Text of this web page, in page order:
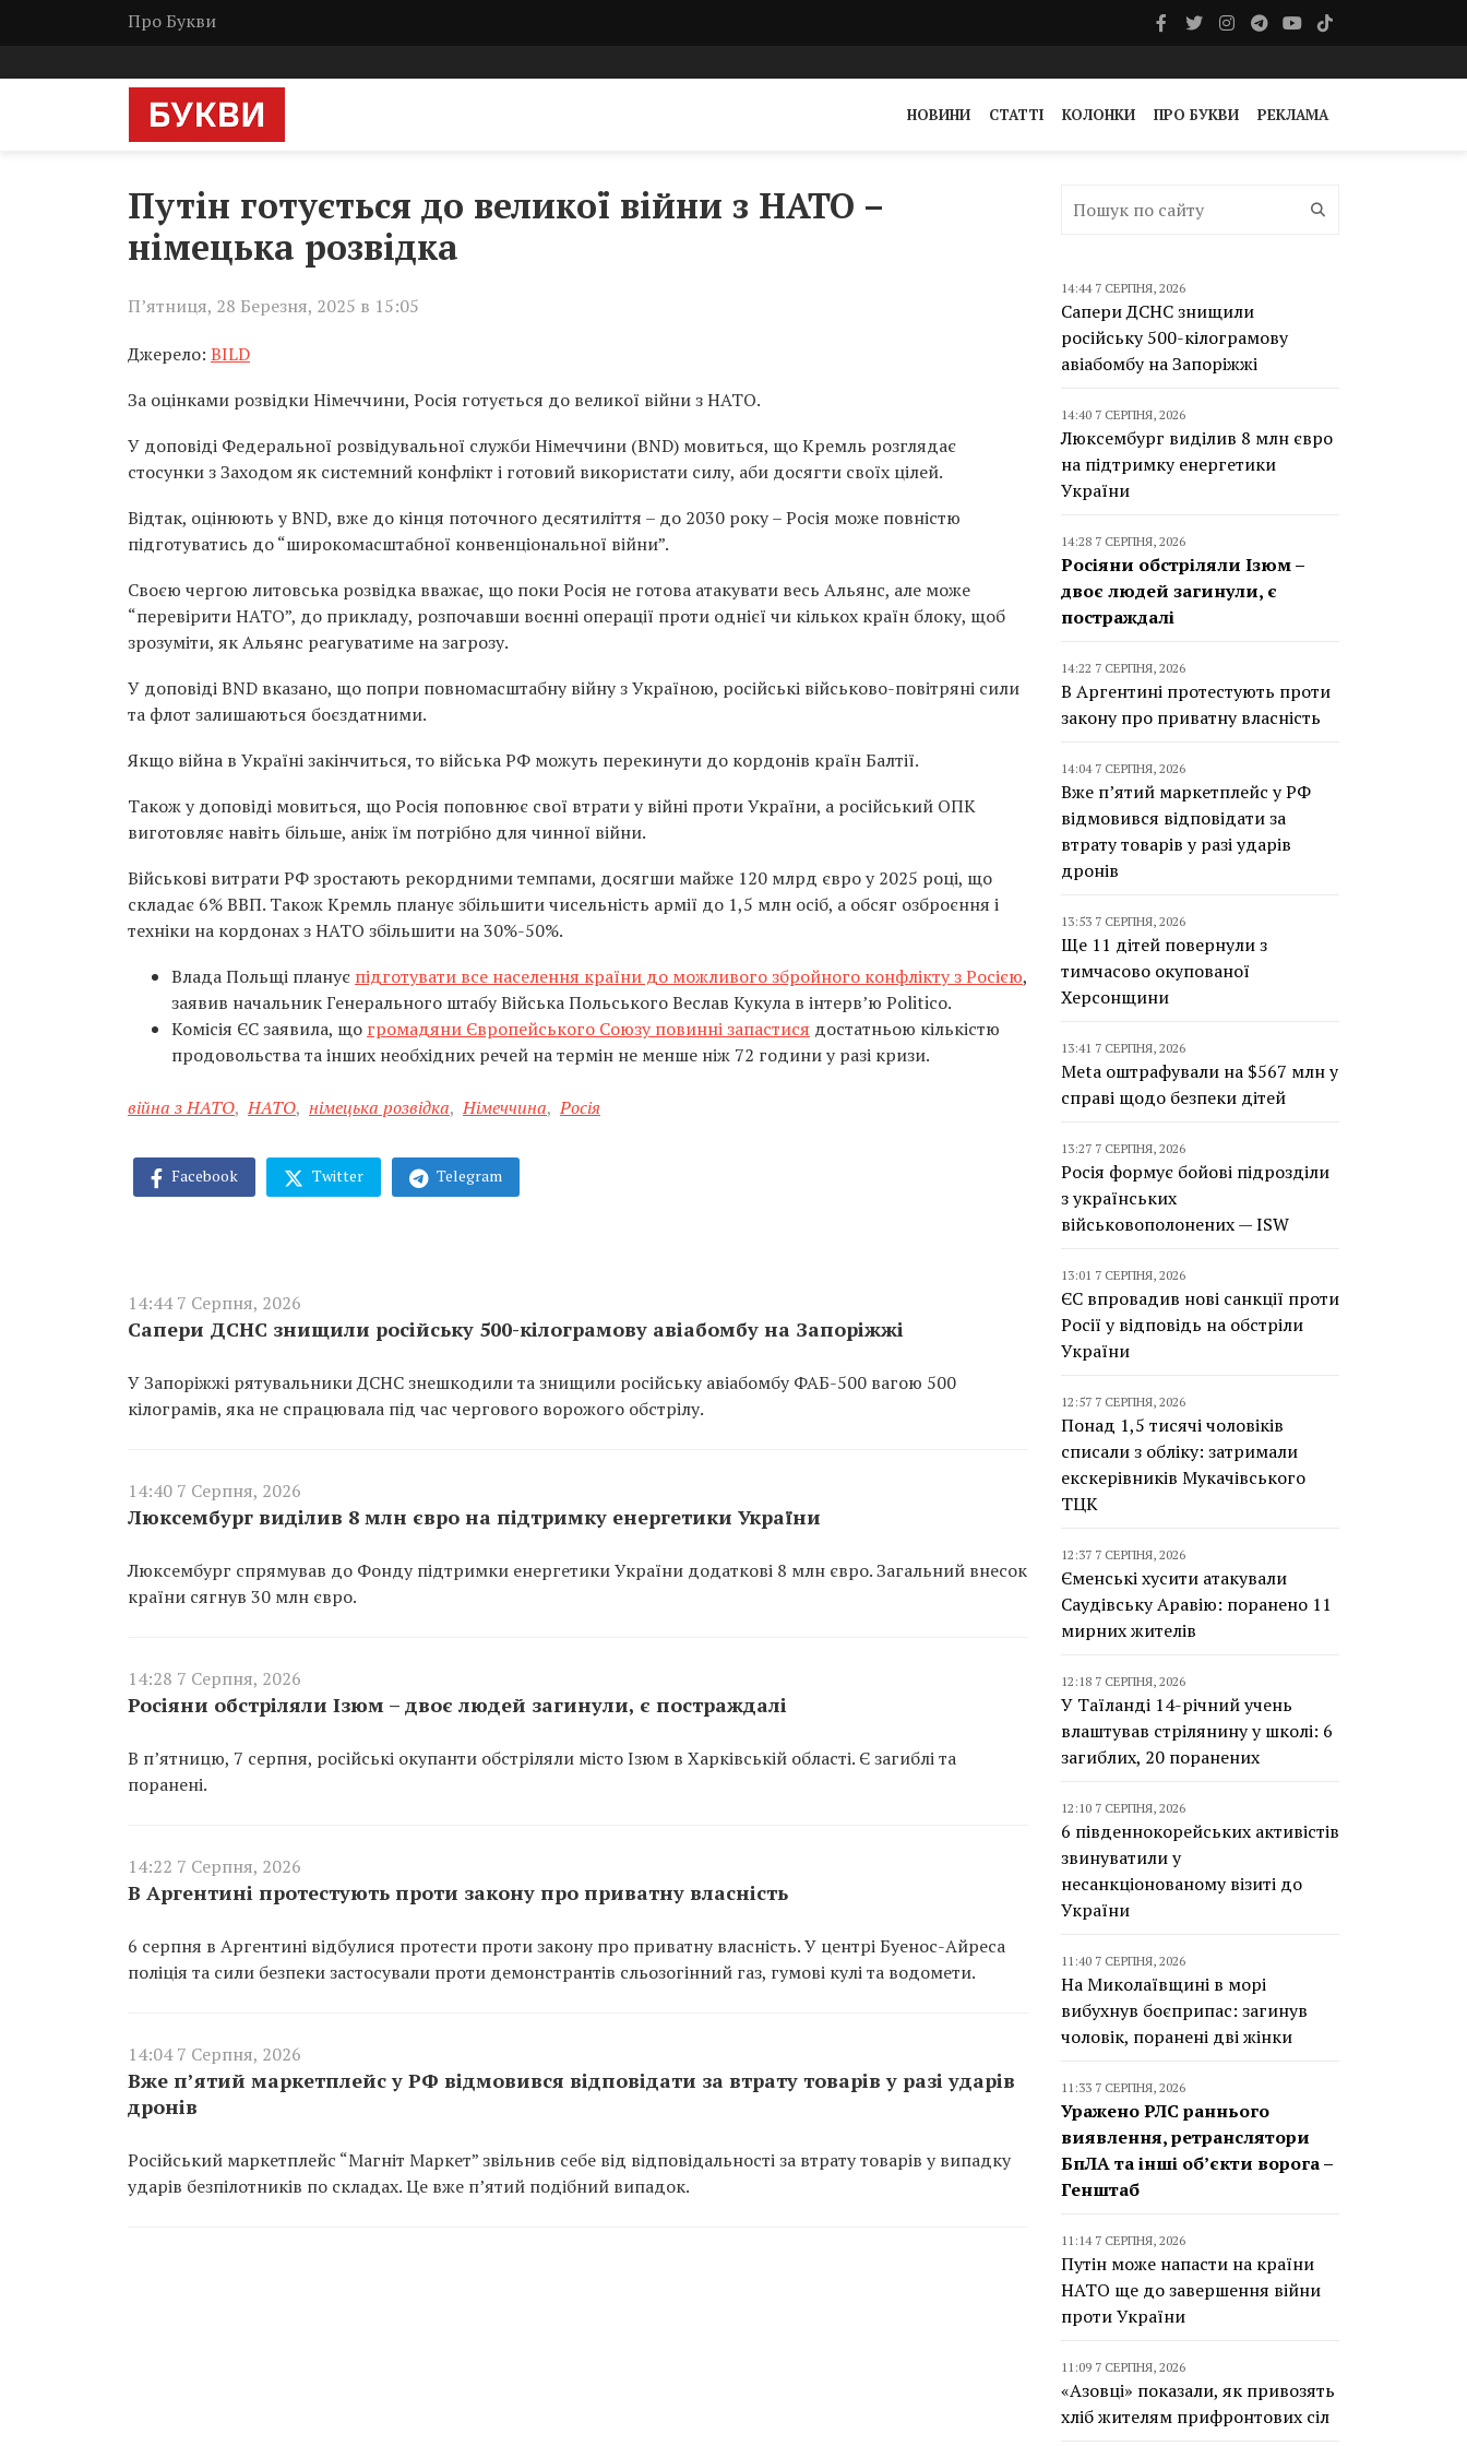
Про Букви
НОВИНИ СТАТТІ КОЛОНКИ ПРО БУКВИ РЕКЛАМА
Путін готується до великої війни з НАТО –
німецька розвідка
П’ятниця, 28 Березня, 2025 в 15:05
Джерело: BILD
За оцінками розвідки Німеччини, Росія готується до великої війни з НАТО.
У доповіді Федеральної розвідувальної служби Німеччини (BND) мовиться, що Кремль розглядає
стосунки з Заходом як системний конфлікт і готовий використати силу, аби досягти своїх цілей.
Відтак, оцінюють у BND, вже до кінця поточного десятиліття – до 2030 року – Росія може повністю
підготуватись до “широкомасштабної конвенціональної війни”.
Своєю чергою литовська розвідка вважає, що поки Росія не готова атакувати весь Альянс, але може
“перевірити НАТО”, до прикладу, розпочавши воєнні операції проти однієї чи кількох країн блоку, щоб
зрозуміти, як Альянс реагуватиме на загрозу.
У доповіді BND вказано, що попри повномасштабну війну з Україною, російські військово-повітряні сили
та флот залишаються боєздатними.
Якщо війна в Україні закінчиться, то війська РФ можуть перекинути до кордонів країн Балтії.
Також у доповіді мовиться, що Росія поповнює свої втрати у війні проти України, а російський ОПК
виготовляє навіть більше, аніж їм потрібно для чинної війни.
Військові витрати РФ зростають рекордними темпами, досягши майже 120 млрд євро у 2025 році, що
складає 6% ВВП. Також Кремль планує збільшити чисельність армії до 1,5 млн осіб, а обсяг озброєння і
техніки на кордонах з НАТО збільшити на 30%-50%.
Влада Польщі планує підготувати все населення країни до можливого збройного конфлікту з Росією,
заявив начальник Генерального штабу Війська Польського Веслав Кукула в інтерв’ю Politico.
Комісія ЄС заявила, що громадяни Європейського Союзу повинні запастися достатньою кількістю
продовольства та інших необхідних речей на термін не менше ніж 72 години у разі кризи.
війна з НАТО, НАТО, німецька розвідка, Німеччина, Росія
Facebook Twitter Telegram
14:44 7 Серпня, 2026
Сапери ДСНС знищили російську 500-кілограмову авіабомбу на Запоріжжі
У Запоріжжі рятувальники ДСНС знешкодили та знищили російську авіабомбу ФАБ-500 вагою 500
кілограмів, яка не спрацювала під час чергового ворожого обстрілу.
14:40 7 Серпня, 2026
Люксембург виділив 8 млн євро на підтримку енергетики України
Люксембург спрямував до Фонду підтримки енергетики України додаткові 8 млн євро. Загальний внесок
країни сягнув 30 млн євро.
14:28 7 Серпня, 2026
Росіяни обстріляли Ізюм – двоє людей загинули, є постраждалі
В п’ятницю, 7 серпня, російські окупанти обстріляли місто Ізюм в Харківській області. Є загиблі та
поранені.
14:22 7 Серпня, 2026
В Аргентині протестують проти закону про приватну власність
6 серпня в Аргентині відбулися протести проти закону про приватну власність. У центрі Буенос-Айреса
поліція та сили безпеки застосували проти демонстрантів сльозогінний газ, гумові кулі та водомети.
14:04 7 Серпня, 2026
Вже п’ятий маркетплейс у РФ відмовився відповідати за втрату товарів у разі ударів
дронів
Російський маркетплейс “Магніт Маркет” звільнив себе від відповідальності за втрату товарів у випадку
ударів безпілотників по складах. Це вже п’ятий подібний випадок.
14:44 7 СЕРПНЯ, 2026
Сапери ДСНС знищили
російську 500-кілограмову
авіабомбу на Запоріжжі
14:40 7 СЕРПНЯ, 2026
Люксембург виділив 8 млн євро
на підтримку енергетики
України
14:28 7 СЕРПНЯ, 2026
Росіяни обстріляли Ізюм –
двоє людей загинули, є
постраждалі
14:22 7 СЕРПНЯ, 2026
В Аргентині протестують проти
закону про приватну власність
14:04 7 СЕРПНЯ, 2026
Вже п’ятий маркетплейс у РФ
відмовився відповідати за
втрату товарів у разі ударів
дронів
13:53 7 СЕРПНЯ, 2026
Ще 11 дітей повернули з
тимчасово окупованої
Херсонщини
13:41 7 СЕРПНЯ, 2026
Meta оштрафували на $567 млн у
справі щодо безпеки дітей
13:27 7 СЕРПНЯ, 2026
Росія формує бойові підрозділи
з українських
військовополонених — ISW
13:01 7 СЕРПНЯ, 2026
ЄС впровадив нові санкції проти
Росії у відповідь на обстріли
України
12:57 7 СЕРПНЯ, 2026
Понад 1,5 тисячі чоловіків
списали з обліку: затримали
екскерівників Мукачівського
ТЦК
12:37 7 СЕРПНЯ, 2026
Єменські хусити атакували
Саудівську Аравію: поранено 11
мирних жителів
12:18 7 СЕРПНЯ, 2026
У Таїланді 14-річний учень
влаштував стрілянину у школі: 6
загиблих, 20 поранених
12:10 7 СЕРПНЯ, 2026
6 південнокорейських активістів
звинуватили у
несанкціонованому візиті до
України
11:40 7 СЕРПНЯ, 2026
На Миколаївщині в морі
вибухнув боєприпас: загинув
чоловік, поранені дві жінки
11:33 7 СЕРПНЯ, 2026
Уражено РЛС раннього
виявлення, ретранслятори
БпЛА та інші об’єкти ворога –
Генштаб
11:14 7 СЕРПНЯ, 2026
Путін може напасти на країни
НАТО ще до завершення війни
проти України
11:09 7 СЕРПНЯ, 2026
«Азовці» показали, як привозять
хліб жителям прифронтових сіл